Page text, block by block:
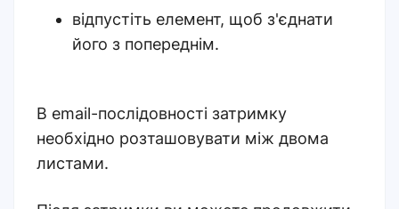
відпустіть елемент, щоб з'єднати
його з попереднім.
В email-послідовності затримку
необхідно розташовувати між двома
листами.